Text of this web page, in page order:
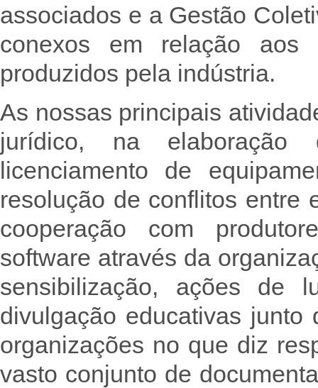
associados e a Gestão
conexos em relação aos
produzidos pela indústria.
As nossas principais
jurídico, na
licenciamento de
resolução de conflitos entre
cooperação com
software através da
sensibilização, ações de
divulgação educativas
organizações no que diz
vasto conjunto de